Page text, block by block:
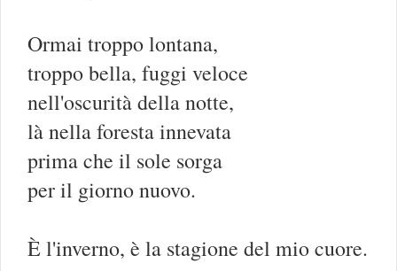
Ormai troppo lontana,
troppo bella, fuggi veloce
nell'oscurità della notte,
là nella foresta innevata
prima che il sole sorga
per il giorno nuovo.
È l'inverno, è la stagione del mio cuore.